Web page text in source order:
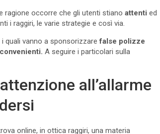
ragione occorre che gli utenti stiano attenti ed
i raggiri, le varie strategie e così via.
i quali vanno a sponsorizzare false polizze
A seguire i particolari sulla
all’allarme
online, in ottica raggiri, una materia